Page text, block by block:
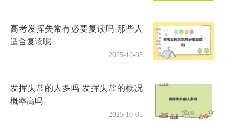
高考发挥失常有必要复读吗 那些人
适合复读呢
2025-10-05
发挥失常的人多吗 发挥失常的概况
概率高吗
2025-10-05